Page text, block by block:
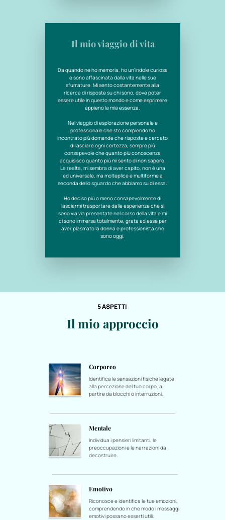
Il mio viaggio di vita
Da quando ne ho memoria, ho un'indole curiosa
e sono affascinata dalla vita nelle sue
sfumature. Mi sento costantemente alla
ricerca di risposte su chi sono, dove poter
essere utile in questo mondo e come esprimere
appieno la mia essenza.
Nel viaggio di esplorazione personale e
professionale che sto compiendo ho
incontrato più domande che risposte e cercato
di lasciare ogni certezza, sempre più
consapevole che quanto più conoscenza
acquisisco quanto più mi sento di non sapere.
La realtà, mi sembra di aver capito, non è una
ed universale, ma molteplice e multiforme a
seconda dello sguardo che abbiamo su di essa.
Ho deciso più o meno consapevolmente di
lasciarmi trasportare dalle esperienze che si
sono via via presentate nel corso della vita e mi
ci sono immersa totalmente, grata ad esse per
aver plasmato la donna e professionista che
sono oggi.
5 ASPETTI
Il mio approccio
Corporeo
Identifica le sensazioni fisiche legate
alla percezione del tuo corpo, a
partire da blocchi o interruzioni.
Mentale
Individua i pensieri limitanti, le
preoccupazioni e le narrazioni da
decostruire.
Emotivo
Riconosce e identifica le tue emozioni,
comprendendo in che modo i messaggi
emotivi possano esserti utili.